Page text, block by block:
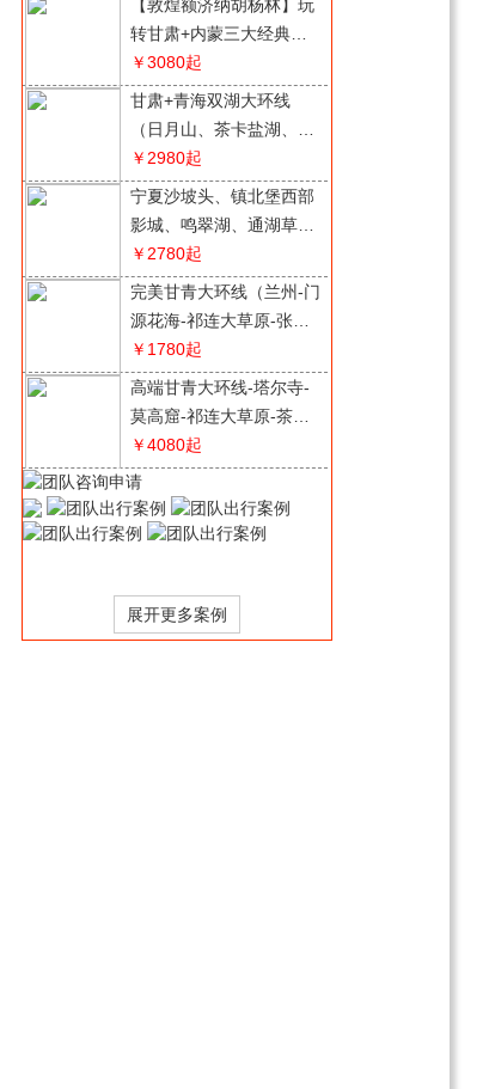
【敦煌额济纳胡杨林】玩
转甘肃+内蒙三大经典胡
杨林（金塔胡杨林/胡杨林
1-8道桥/弱水金沙胡杨
林）双动8日游
￥3080起
甘肃+青海双湖大环线
（日月山、茶卡盐湖、青
海湖黑马河、卓尔山、祁
连大草原、门源油菜花
海）5日游
￥2980起
宁夏沙坡头、镇北堡西部
影城、鸣翠湖、通湖草
原、览山公园5天钜惠品
质之旅
￥2780起
完美甘青大环线（兰州-门
源花海-祁连大草原-张掖
七彩丹霞-察尔汗盐湖-茶
卡盐湖-青海湖）双动8日
游
￥1780起
高端甘青大环线-塔尔寺-
莫高窟-祁连大草原-茶卡
天空壹号-青海湖双动8日
游（边塞之恋）
￥4080起
度假青海湖+茶卡盐湖+坎
布拉国家地质公园+金银
滩草原+水墨丹霞双动6日
￥1980起
游（大漠花海）
￥2480起